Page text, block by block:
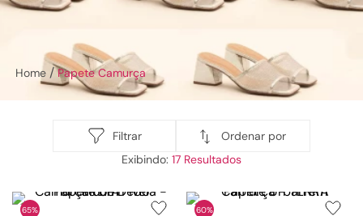
Papete Camurça
Filtrar
Ordenar por
17
65% 60%
bota
6º
tamanco
bolsa
10
rasteirinhas